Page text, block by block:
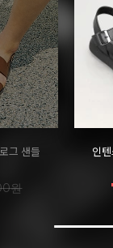
그 샌들
원
인